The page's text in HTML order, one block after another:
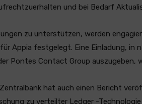
und bei Bedarf
zu unterstützen, werden
Appia festgelegt. Eine Einladung, in
Pontes Contact Group auszugeben,
hat auch einen Bericht
zu verteilter Ledger -